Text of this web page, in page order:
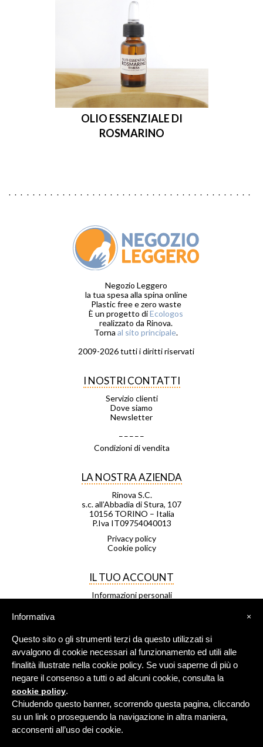
OLIO ESSENZIALE DI
ROSMARINO
Negozio Leggero
la tua spesa alla spina online
Plastic free e zero waste
È un progetto diEcologos
realizzato da Rinova.
Torna al sito principale.
2009-2026 tutti i diritti riservati
I NOSTRI CONTATTI
Servizio clienti
Dove siamo
Newsletter
Condizioni di vendita
LA NOSTRA AZIENDA
Rinova S.C.
s.c. all’Abbadia di Stura, 107
10156 TORINO – Italia
P.Iva IT09754040013
Privacy policy
Cookie policy
IL TUO ACCOUNT
Informazioni personali
Le mie liste di desideri
I miei avvisi
FRANCHISING
Negozio Leggero è una rete di
negozi in franchising.
Per maggiori infoclicca qui.
×
Informativa
Questo sito o gli strumenti terzi da questo utilizzati si
avvalgono di cookie necessari al funzionamento ed utili alle
finalità illustrate nella cookie policy. Se vuoi saperne di più o
negare il consenso a tutti o ad alcuni cookie, consulta la
cookie policy.
Chiudendo questo banner, scorrendo questa pagina, cliccando
su un link o proseguendo la navigazione in altra maniera,
acconsenti all’uso dei cookie.